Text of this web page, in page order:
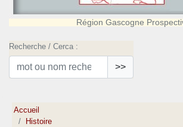
Région Gascogne
Recherche / Cerca :
>>
Accueil
Histoire